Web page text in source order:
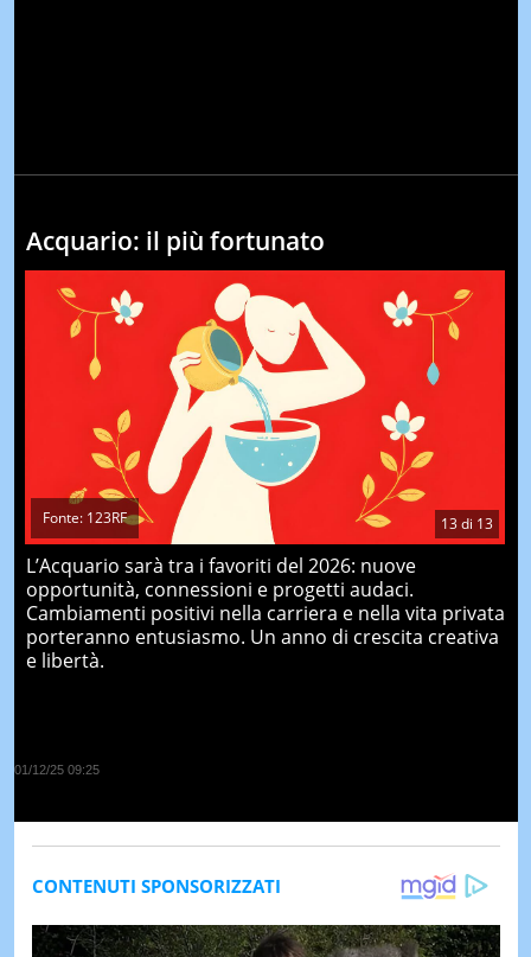
Acquario: il più fortunato
13di 13
Fonte: 123RF
L’Acquario sarà tra i favoriti del 2026: nuove
opportunità, connessioni e progetti audaci.
Cambiamenti positivi nella carriera e nella vita privata
porteranno entusiasmo. Un anno di crescita creativa
e libertà.
01/12/25 09:25